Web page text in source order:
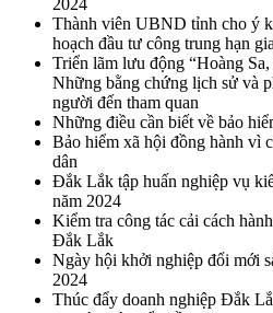
2024
Thành viên UBND tỉnh cho ý
hoạch đầu tư công trung hạn
Triển lãm lưu động “Hoàng
Những bằng chứng lịch sử và
người đến tham quan
Những điều cần biết về bảo
Bảo hiểm xã hội đồng hành vì
dân
Đắk Lắk tập huấn nghiệp vụ
năm 2024
Kiểm tra công tác cải cách
Đắk Lắk
Ngày hội khởi nghiệp đổi mới
2024
Thúc đẩy doanh nghiệp Đắk